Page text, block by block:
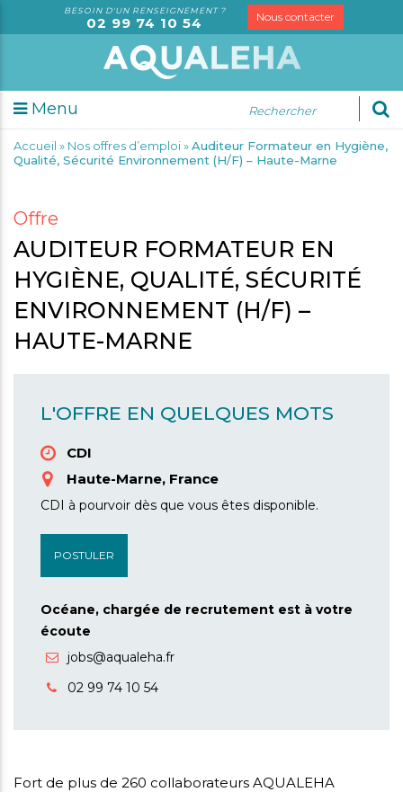
BESOIN D'UN RENSEIGNEMENT ?
02 99 74 10 54 Nous contacter
Menu
Accueil » Nos offres d’emploi»Auditeur Formateur en Hygiène,
Qualité, Sécurité Environnement (H/F) – Haute-Marne
Offre
AUDITEUR FORMATEUR EN
HYGIÈNE, QUALITÉ, SÉCURITÉ
ENVIRONNEMENT (H/F) –
HAUTE-MARNE
L'OFFRE EN QUELQUES MOTS
CDI
Haute-Marne, France
CDI à pourvoir dès que vous êtes disponible.
POSTULER
Océane, chargée de recrutement est à votre
écoute
jobs@aqualeha.fr
02 99 74 10 54
Fort de plus de 260 collaborateurs AQUALEHA